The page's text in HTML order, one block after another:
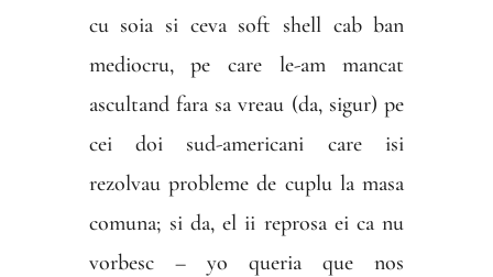
cu soia si ceva soft shell cab ban
mediocru, pe care le-am mancat
ascultand fara sa vreau (da, sigur) pe
cei doi sud-americani care isi
rezolvau probleme de cuplu la masa
comuna; si da, el ii reprosa ei ca nu
vorbesc – yo queria que nos